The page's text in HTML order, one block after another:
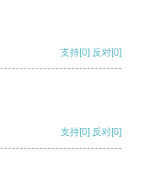
支持[0] 反对[0]
支持[0] 反对[0]